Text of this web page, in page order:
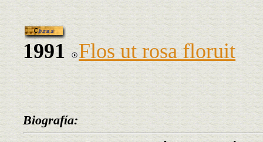
1991 Flos ut rosa floruit
Biografía: